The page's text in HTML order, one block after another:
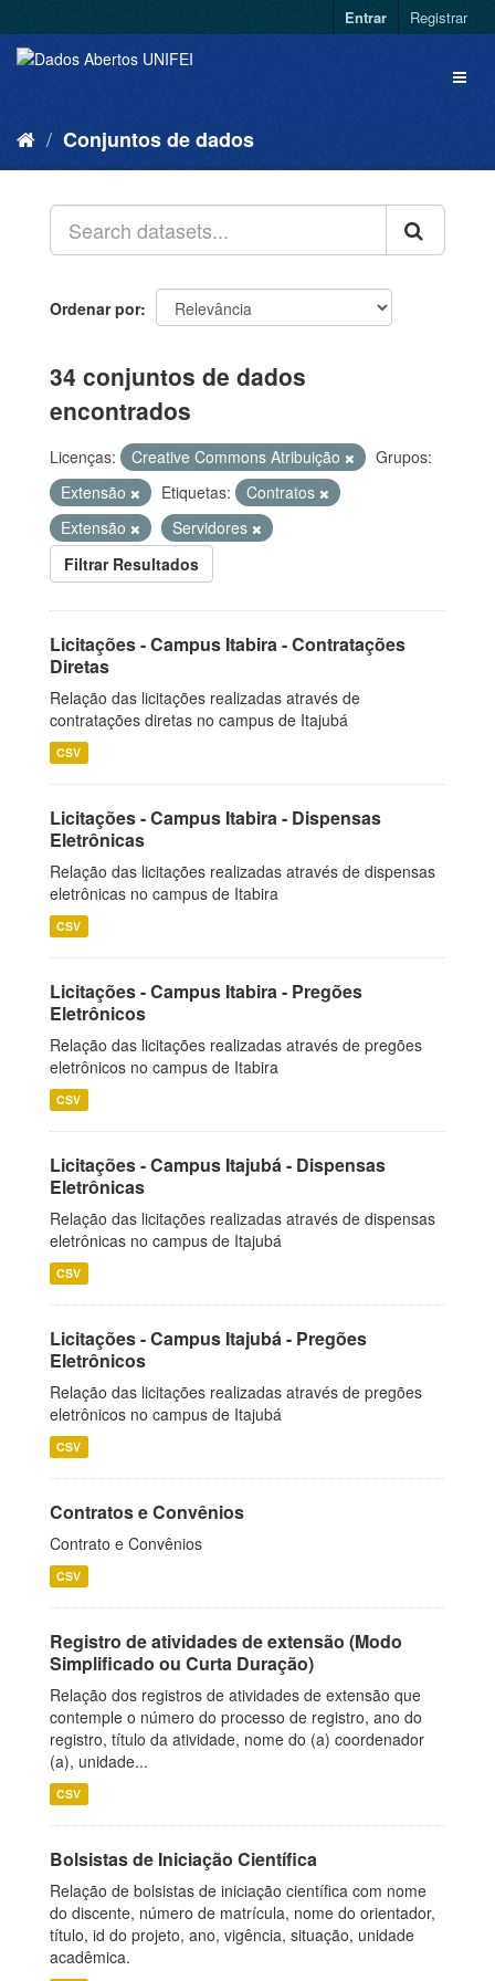
Entrar Registrar
Conjuntos de dados
Ordenar por
34 conjuntos de dados
encontrados
Licenças: Creative Commons Atribuição
Grupos:
Extensão
Etiquetas:
Contratos
Extensão
Servidores
Filtrar Resultados
Licitações - Campus Itabira - Contratações
Diretas
Relação das licitações realizadas através de
contratações diretas no campus de Itajubá
CSV
Licitações - Campus Itabira - Dispensas
Eletrônicas
Relação das licitações realizadas através de dispensas
eletrônicas no campus de Itabira
CSV
Licitações - Campus Itabira - Pregões
Eletrônicos
Relação das licitações realizadas através de pregões
eletrônicos no campus de Itabira
CSV
Licitações - Campus Itajubá - Dispensas
Eletrônicas
Relação das licitações realizadas através de dispensas
eletrônicas no campus de Itajubá
CSV
Licitações - Campus Itajubá - Pregões
Eletrônicos
Relação das licitações realizadas através de pregões
eletrônicos no campus de Itajubá
CSV
Contratos e Convênios
Contrato e Convênios
CSV
Registro de atividades de extensão (Modo
Simplificado ou Curta Duração)
Relação dos registros de atividades de extensão que
contemple o número do processo de registro, ano do
registro, título da atividade, nome do (a) coordenador
(a), unidade...
CSV
Bolsistas de Iniciação Científica
Relação de bolsistas de iniciação científica com nome
do discente, número de matrícula, nome do orientador,
título, id do projeto, ano, vigência, situação, unidade
acadêmica.